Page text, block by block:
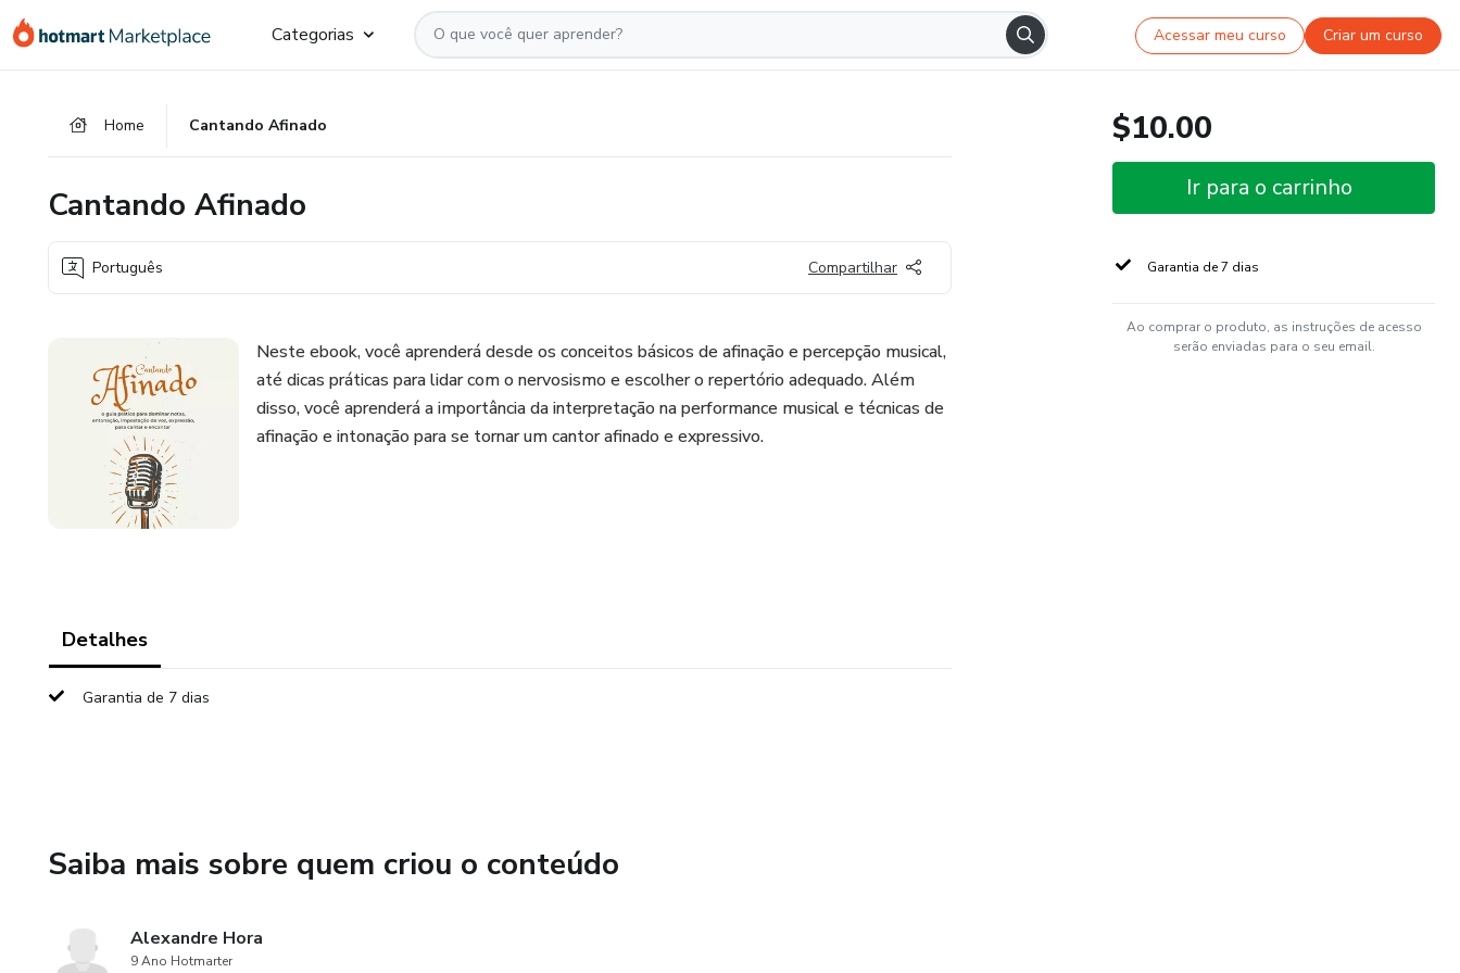
para
para
para
Categorias Acessar meu curso Criar um curso
Home Cantando Afinado
Cantando Afinado
Português Compartilhar
Neste ebook, você aprenderá desde os conceitos básicos de afinação e percepção musical,
até dicas práticas para lidar com o nervosismo e escolher o repertório adequado. Além
disso, você aprenderá a importância da interpretação na performance musical e técnicas de
afinação e intonação para se tornar um cantor afinado e expressivo.
Detalhes
Garantia de 7 dias
Saiba mais sobre quem criou o conteúdo
Alexandre Hora
9 Ano Hotmarter
$10.00
Ir para o carrinho
Garantia de 7 dias
Ao comprar o produto, as instruções de acesso
serão enviadas para o seu email.